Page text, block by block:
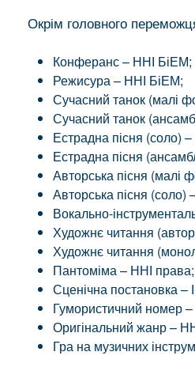
Окрім головного
Конферанс – ННІ БіЕМ;
Режисура – ННІ БіЕМ;
Сучасний танок (малі
Сучасний танок
Естрадна пісня (соло)
Естрадна пісня
Авторська пісня (малі
Авторська пісня (соло)
Вокально-
Художнє читання
Художнє читання
Пантоміма – ННІ права;
Сценічна постановка –
Гумористичний номер
Оригінальний жанр –
Гра на музичних